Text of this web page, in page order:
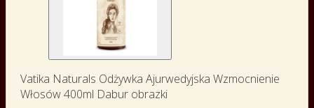
Vatika Naturals Odżywka Ajurwedyjska Wzmocnienie
Włosów 400ml Dabur obrazki